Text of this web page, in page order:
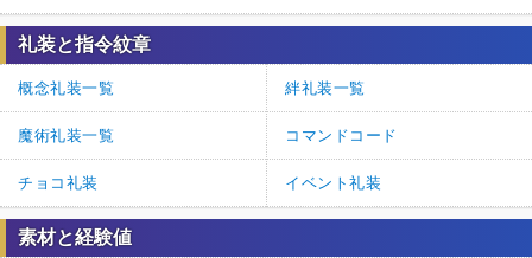
礼装と指令紋章
概念礼装一覧 絆礼装一覧
魔術礼装一覧 コマンドコード
チョコ礼装 イベント礼装
素材と経験値